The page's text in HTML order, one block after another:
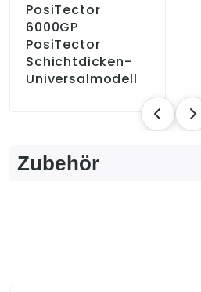
PosiTector
6000GP
PosiTector
Schichtdicken-
Universalmodell
Zubehör